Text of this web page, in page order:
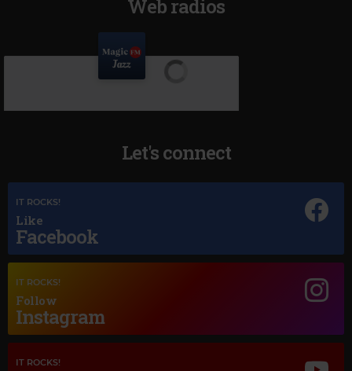
Web radios
Magic Jazz
Let's connect
IT ROCKS!
Like
Facebook
IT ROCKS!
Follow
Instagram
IT ROCKS!